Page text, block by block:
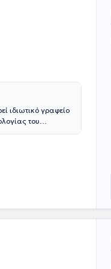
και ελέγχου
με σκοπό την
site
Ελλάδος.
ιδιωτικό γραφείο
του
Χαροκόπειο
σε
του τομέα της